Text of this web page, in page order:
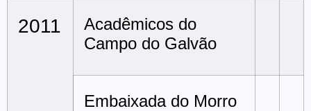
2011
Acadêmicos do
Campo do Galvão
Embaixada do Morro